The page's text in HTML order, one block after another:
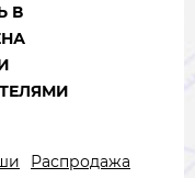
В
Распродажа